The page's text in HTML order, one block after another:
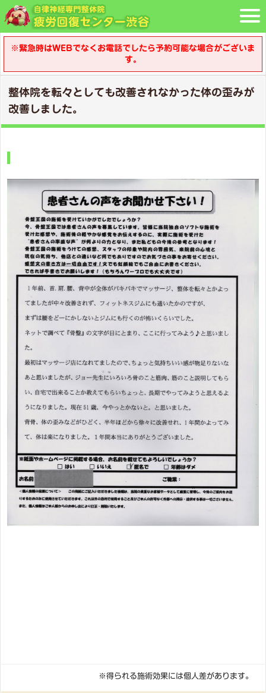
※緊急時はWEBでなくお電話でしたら予約可能な場合がございま
す。
整体院を転々としても改善されなかった体の歪みが
改善しました。
※得られる施術効果には個人差があります。